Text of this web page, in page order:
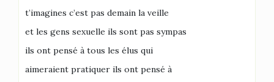
t’imagines c’est pas demain la veille
et les gens sexuelle ils sont pas sympas
ils ont pensé à tous les élus qui
aimeraient pratiquer ils ont pensé à